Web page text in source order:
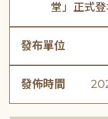
堂」正式登
發布單位
發佈時間